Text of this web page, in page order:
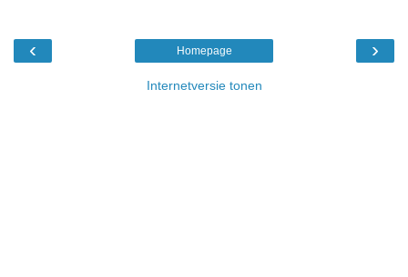
‹ ›
Homepage
Internetversie tonen